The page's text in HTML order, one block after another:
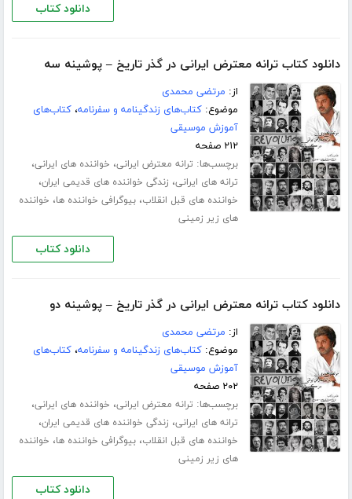
دانلود کتاب
دانلود کتاب ترانه معترض ایرانی در گذر تاریخ – پوشینه سه
از: مرتضی محمدی
موضوع:کتاب‌های زندگینامه و سفرنامه،کتاب‌های
آموزش موسیقی
۲۱۲ صفحه
برچسب‌ها: ترانه معترض ایرانی، خواننده های ایرانی،
ترانه های ایرانی، زندگی خواننده های قدیمی ایران،
خواننده های قبل انقلاب،بیوگرافی خواننده ها، خواننده
های زیر زمینی
دانلود کتاب
دانلود کتاب ترانه معترض ایرانی در گذر تاریخ – پوشینه دو
از: مرتضی محمدی
موضوع:کتاب‌های زندگینامه و سفرنامه،کتاب‌های
آموزش موسیقی
۲۰۲ صفحه
برچسب‌ها: ترانه معترض ایرانی، خواننده های ایرانی،
ترانه های ایرانی، زندگی خواننده های قدیمی ایران،
خواننده های قبل انقلاب،بیوگرافی خواننده ها، خواننده
های زیر زمینی
دانلود کتاب